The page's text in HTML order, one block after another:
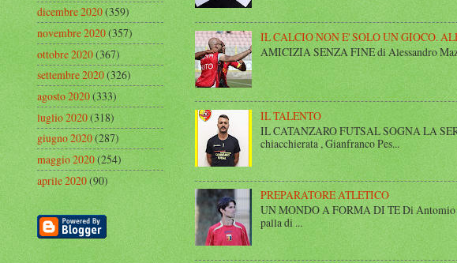
IL CALCIO NON E' SOLO UN GIOCO.
AMICIZIA SENZA FINE di Alessandro
IL TALENTO
IL CATANZARO FUTSAL SOGNA LA
chiacchierata , Gianfranco Pes...
PREPARATORE ATLETICO
UN MONDO A FORMA DI TE Di
palla di ...
dicembre 2020(359)
novembre 2020(357)
ottobre 2020(367)
settembre 2020(326)
agosto 2020(333)
luglio 2020(318)
giugno 2020(287)
maggio 2020(254)
aprile 2020(90)